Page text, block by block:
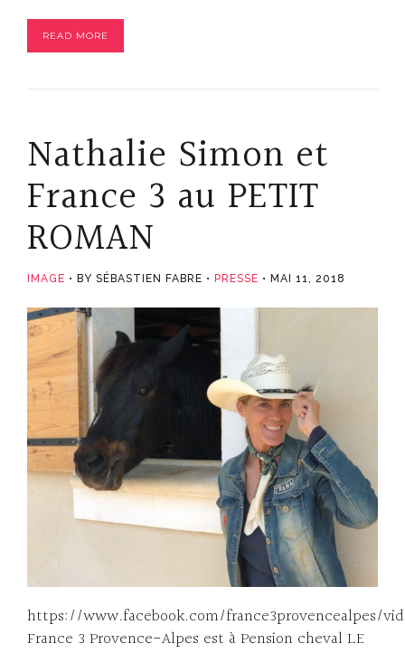
READ MORE
Nathalie Simon et
France 3 au PETIT
ROMAN
IMAGE BY SÉBASTIEN FABRE PRESSE MAI 11, 2018
https://www.facebook.com/france3provencealpes/
France 3 Provence-Alpes est à Pension cheval LE